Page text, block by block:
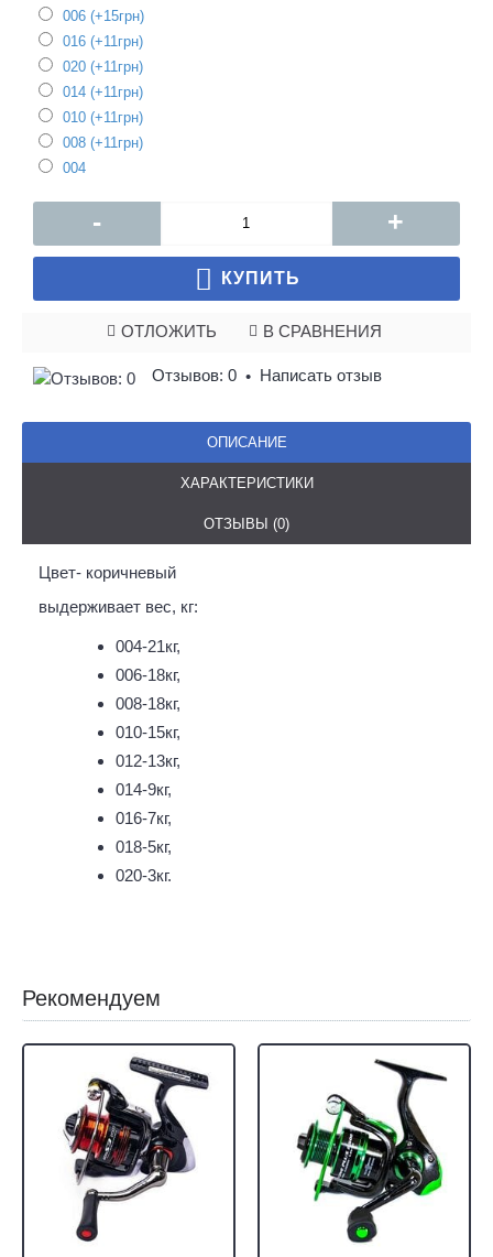
006 (+15грн)
016 (+11грн)
020 (+11грн)
014 (+11грн)
010 (+11грн)
008 (+11грн)
004
- +
КУПИТЬ
ОТЛОЖИТЬ В СРАВНЕНИЯ
Отзывов: 0 • Написать отзыв
ОПИСАНИЕ
ХАРАКТЕРИСТИКИ
ОТЗЫВЫ (0)
Цвет- коричневый
выдерживает вес, кг:
004-21кг,
006-18кг,
008-18кг,
010-15кг,
012-13кг,
014-9кг,
016-7кг,
018-5кг,
020-3кг.
Рекомендуем